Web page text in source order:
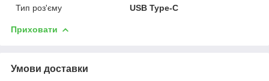
Тип роз'єму
USB Type-C
Приховати
Умови доставки